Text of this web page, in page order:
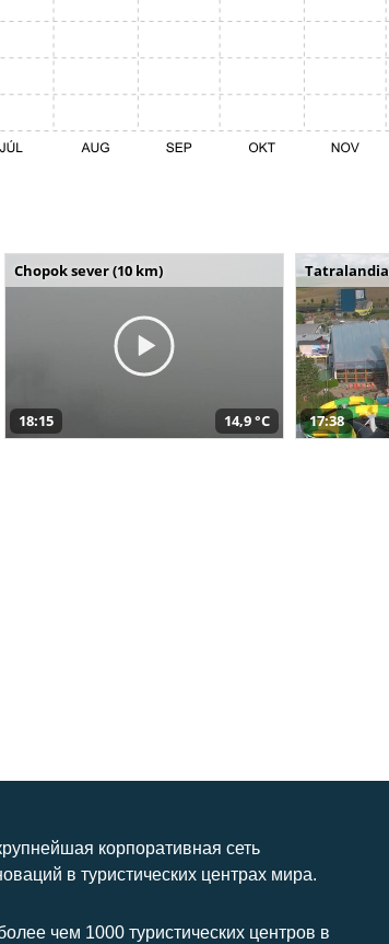
Chopok sever (10 km)
18:15 14,9 °C 17:38
корпоративная сеть
в туристических центрах мира.
чем 1000 туристических центров в